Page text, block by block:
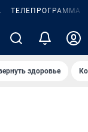
ТЕЛЕПРОГРАММА
здоровье